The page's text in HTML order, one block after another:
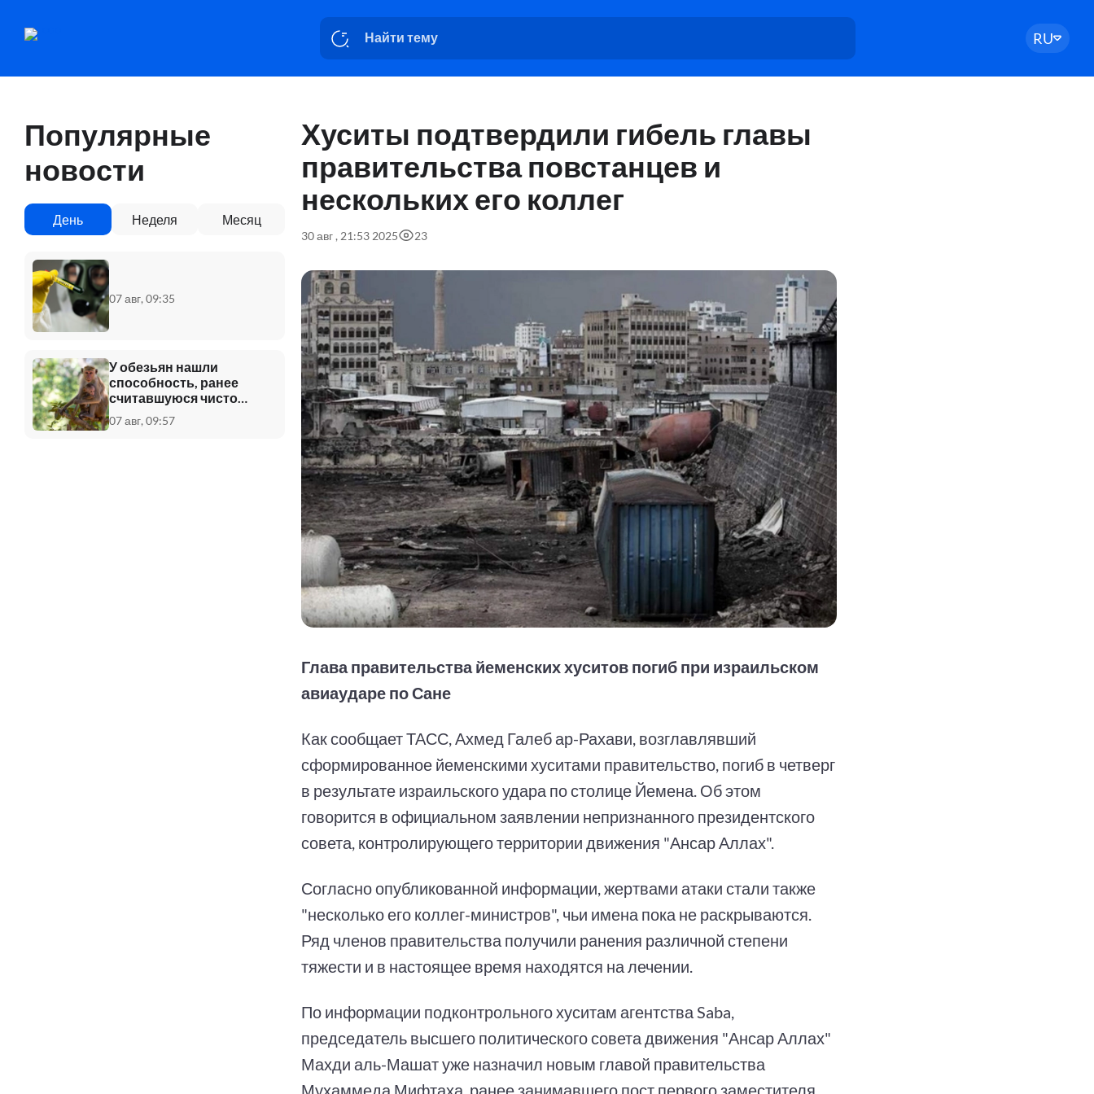
RU
Популярные
новости
День Неделя Месяц
07 авг, 09:35
У обезьян нашли
способность, ранее
считавшуюся чисто
человеческой
07 авг, 09:57
Хуситы подтвердили гибель главы
правительства повстанцев и
нескольких его коллег
30 авг , 21:53 2025 23
Глава правительства йеменских хуситов погиб при израильском
авиаударе по Сане
Как сообщает ТАСС, Ахмед Галеб ар-Рахави, возглавлявший
сформированное йеменскими хуситами правительство, погиб в четверг
в результате израильского удара по столице Йемена. Об этом
говорится в официальном заявлении непризнанного президентского
совета, контролирующего территории движения "Ансар Аллах".
Согласно опубликованной информации, жертвами атаки стали также
"несколько его коллег-министров", чьи имена пока не раскрываются.
Ряд членов правительства получили ранения различной степени
тяжести и в настоящее время находятся на лечении.
По информации подконтрольного хуситам агентства Saba,
председатель высшего политического совета движения "Ансар Аллах"
Махди аль-Машат уже назначил новым главой правительства
Мухаммеда Мифтаха, ранее занимавшего пост первого заместителя